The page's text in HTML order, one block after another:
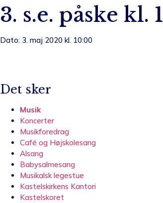
3. s.e. påske
Dato: 3. maj 2020 kl. 10:00
Det sker
Musik
Koncerter
Musikforedrag
Café og Højskolesang
Alsang
Babysalmesang
Musikalsk legestue
Kastelskirkens Kantori
Kastelskoret